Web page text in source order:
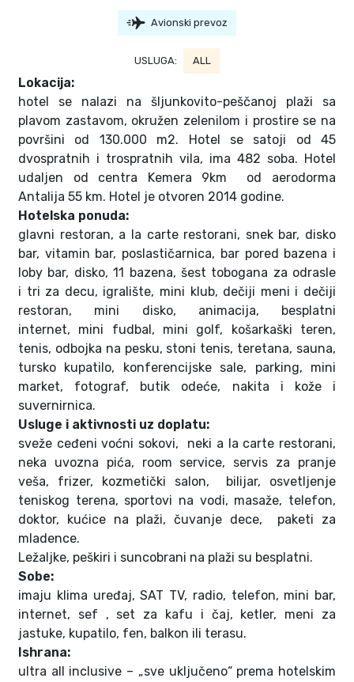
Avionski prevoz
USLUGA: ALL
Lokacija:
hotel se nalazi na šljunkovito-peščanoj plaži sa
plavom zastavom, okružen zelenilom i prostire se na
površini od 130.000 m2. Hotel se satoji od 45
dvospratnih i trospratnih vila, ima 482 soba. Hotel
udaljen od centra Kemera 9km od aerodorma
Antalija 55 km. Hotel je otvoren 2014 godine.
Hotelska ponuda:
glavni restoran, a la carte restorani, snek bar, disko
bar, vitamin bar, poslastičarnica, bar pored bazena i
loby bar, disko, 11 bazena, šest tobogana za odrasle
i tri za decu, igralište, mini klub, dečiji meni i dečiji
restoran, mini disko, animacija, besplatni
internet,
mini fudbal, mini golf,
košarkaški teren,
tenis, odbojka na pesku, stoni tenis, teretana, sauna,
tursko kupatilo, konferencijske sale, parking, mini
market, fotograf, butik odeće, nakita i kože i
suvernirnica.
Usluge i aktivnosti uz doplatu:
sveže ceđeni voćni sokovi, neki a la carte restorani,
neka uvozna pića, room service, servis za pranje
veša, frizer, kozmetički salon, bilijar, osvetljenje
teniskog terena, sportovi na vodi, masaže, telefon,
doktor, kućice na plaži, čuvanje dece, paketi za
mladence.
Ležaljke, peškiri i suncobrani na plaži su besplatni.
Sobe:
imaju klima uređaj, SAT TV, radio, telefon, mini bar,
internet, sef , set za kafu i čaj, ketler, meni za
jastuke, kupatilo, fen, balkon ili terasu.
Ishrana:
ultra all inclusive – „sve uključeno“ prema hotelskim